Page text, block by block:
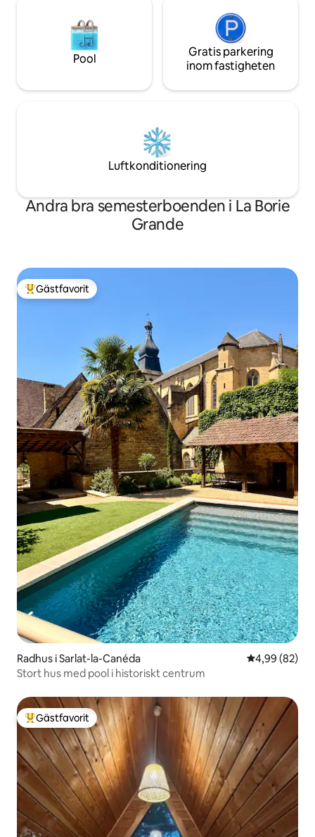
Pool
Gratis parkering
inom fastigheten
Luftkonditionering
Andra bra semesterboenden i La Borie
Grande
Populär gästfavorit
Gästfavorit
Radhus i Sarlat-la-Canéda 4,99 av 5 i
4,99 (82)
Stort hus med pool i historiskt centrum
Populär gästfavorit
Gästfavorit